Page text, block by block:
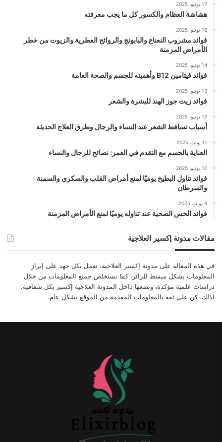
17 يونيو، 2025
هشاشة العظام والكسور كل ما يجب معرفته
16 يونيو، 2025
فوائد مشروب النعناع والبابونج والروائح العطرية والزيوت من خطر
الأمراض المزمنة
14 يونيو، 2025
فوائد فيتامين B12 وأهميته للجسم والصحة العامة
13 يونيو، 2025
فوائد زيت جوز الهند للبشرة والشعر
12 يونيو، 2025
أسباب تساقط الشعر عند النساء والرجال وطرق العلاج الحديثة
11 يونيو، 2025
العناية بالجسم مع التقدم في العمر: نصائح للرجال والنساء
10 يونيو، 2025
فوائد تناول البطيخ يوميًا لمنع أمراض القلب والسكري والسمنة
والسرطان
9 يونيو، 2025
فوائد الخس الصحية عند تناوله يوميًا لمنع الأمراض المزمنة
مقالات مدونة إكسير العلاجية
في هذه المقالة على مدونة إكسير العلاجية، نعمل بكل جهد على إبراز
المعلومات بشكل مبسط للزائر. كما نستخلص جميع المعلومات من خلال
دراسات علمية مؤكدة، ونضعها داخل المدونة العلاجية إكسير بكل شفافية.
لذلك، كن على ثقة بالمعلومات المقدمة من الموقع بشكل عام.